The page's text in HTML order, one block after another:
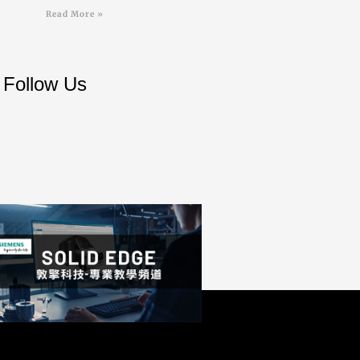
Read More »
Follow Us